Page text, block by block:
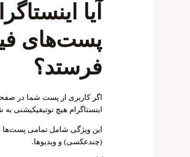
آیا
فرستد؟
اگر کاربری از پست شما در
اینستاگرام هیچ نوتیفیکیشنی
این ویژگی شامل تمامی
(چندعکسی) و ویدیوها.